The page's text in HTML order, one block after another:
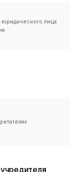
лица